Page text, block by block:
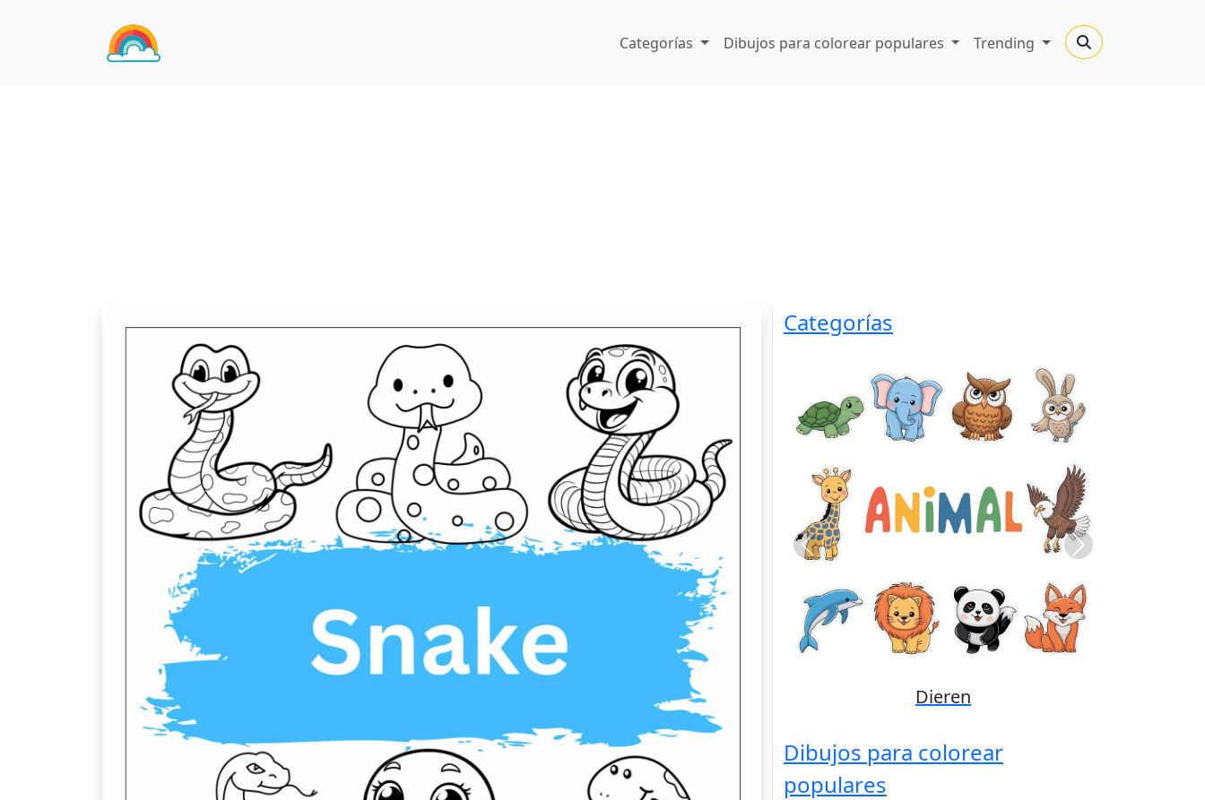
Categorías Dibujos para colorear populares Trending
Categorías
Dieren
Previous Next
Dibujos para colorear
populares